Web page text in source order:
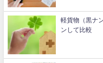
軽貨物（黒ナ
ンして比較